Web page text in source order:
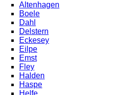
Altenhagen
Boele
Dahl
Delstern
Eckesey
Eilpe
Emst
Fley
Halden
Haspe
Helfe